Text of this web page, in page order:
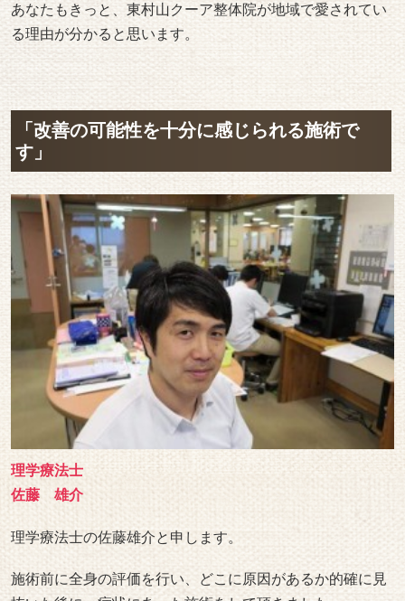
あなたもきっと、東村山クーア整体院が地域で愛されてい
る理由が分かると思います。
「改善の可能性を十分に感じられる施術で
す」
理学療法士
佐藤 雄介
理学療法士の佐藤雄介と申します。
施術前に全身の評価を行い、どこに原因があるか的確に見